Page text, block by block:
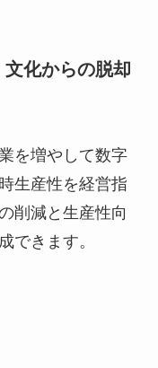
文化からの脱却
を増やして数字
生産性を経営指
削減と生産性向
できます。